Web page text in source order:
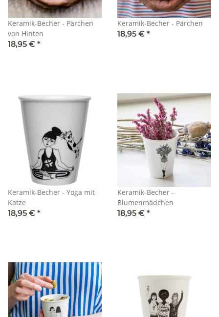
Keramik-Becher - Pärchen
von Hinten
18,95 € *
Keramik-Becher - Pärchen
18,95 € *
Keramik-Becher - Yoga mit
Katze
18,95 € *
Keramik-Becher -
Blumenmädchen
18,95 € *